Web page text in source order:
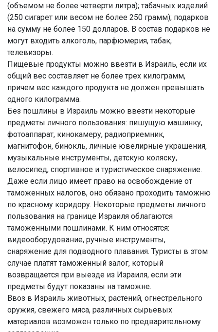
(объемом не более четверти литра); табачных изделий
(250 сигарет или весом не более 250 грамм); подарков
на сумму не более 150 долларов. В состав подарков не
могут входить алкоголь, парфюмерия, табак,
телевизоры.
Пищевые продукты можно ввезти в Израиль, если их
общий вес составляет не более трех килограмм,
причем вес каждого продукта не должен превышать
одного килограмма.
Без пошлины в Израиль можно ввезти некоторые
предметы личного пользования: пишущую машинку,
фотоаппарат, кинокамеру, радиоприемник,
магнитофон, бинокль, личные ювелирные украшения,
музыкальные инструменты, детскую коляску,
велосипед, спортивное и туристическое снаряжение.
Даже если лицо имеет право на освобождение от
таможенных налогов, оно обязано проходить таможню
по красному коридору. Некоторые предметы личного
пользования на границе Израиля облагаются
таможенными пошлинами. К ним относятся:
видеооборудование, ручные инструменты,
снаряжение для подводного плавания. Туристы в этом
случае платят таможенный залог, который
возвращается при выезде из Израиля, если эти
предметы будут показаны на таможне.
Ввоз в Израиль животных, растений, огнестрельного
оружия, свежего мяса, различных сырьевых
материалов возможен только по предварительному